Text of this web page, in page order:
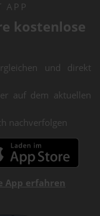
APP
kostenlose
und direkt
auf dem aktuellen
nachverfolgen
App erfahren